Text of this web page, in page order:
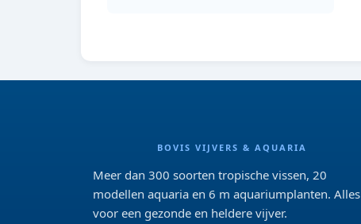
BOVIS VIJVERS & AQUARIA
Meer dan 300 soorten tropische vissen, 20
modellen aquaria en 6 m aquariumplanten. Alles
voor een gezonde en heldere vijver.